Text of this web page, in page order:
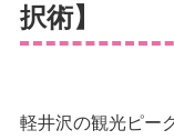
択術】
軽井沢の観光ピー